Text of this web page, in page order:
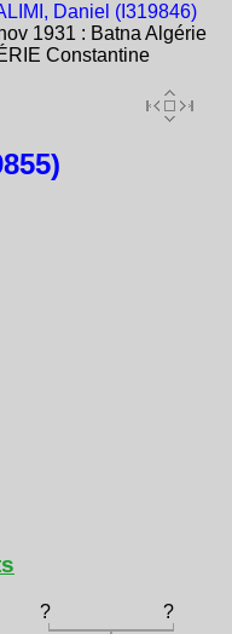
Daniel (I319846)
1931 : Batna Algérie
Constantine
?
?